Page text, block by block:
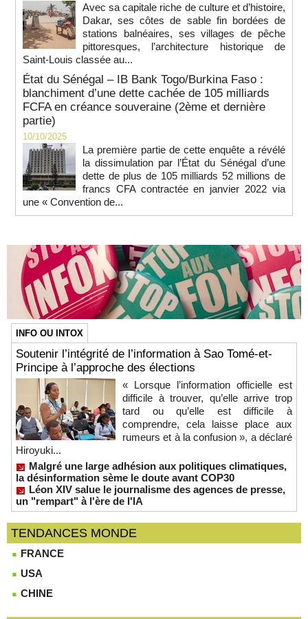
Avec sa capitale riche de culture et d’histoire,
Dakar, ses côtes de sable fin bordées de
stations balnéaires, ses villages de pêche
pittoresques, l’architecture historique de
Saint-Louis classée au...
État du Sénégal – IB Bank Togo/Burkina Faso :
blanchiment d’une dette cachée de 105 milliards
FCFA en créance souveraine (2ème et dernière
partie)
10/10/2025
La première partie de cette enquête a révélé
la dissimulation par l’État du Sénégal d’une
dette de plus de 105 milliards 52 millions de
francs CFA contractée en janvier 2022 via
une « Convention de...
INFO OU INTOX
Soutenir l’intégrité de l’information à Sao Tomé-et-
Principe à l’approche des élections
« Lorsque l’information officielle est
difficile à trouver, qu’elle arrive trop
tard ou qu’elle est difficile à
comprendre, cela laisse place aux
rumeurs et à la confusion », a déclaré
Hiroyuki...
Malgré une large adhésion aux politiques climatiques,
la désinformation sème le doute avant COP30
Léon XIV salue le journalisme des agences de presse,
un "rempart" à l'ère de l'IA
TENDANCES MONDE
FRANCE
USA
CHINE